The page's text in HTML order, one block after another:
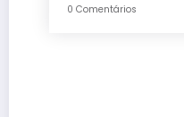
0 Comentários